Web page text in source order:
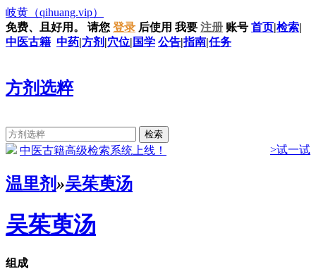
岐黄 （qihuang.vip）
免费、且好用。
请您 登录 后使用 我要 注册 账号 首页|检索|
中医古籍 中药|方剂 |穴位| 国学 公告|指南|任务
方剂选粹
中医古籍高级检索系统上线！ >试一试
温里剂»吴茱萸汤
吴茱萸汤
组成